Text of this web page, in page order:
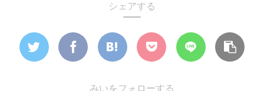
シェアする
みいをフォローする